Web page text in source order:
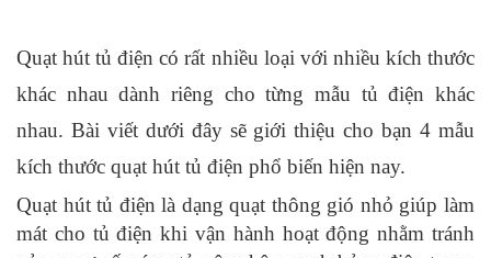
Quạt hút tủ điện có rất nhiều loại với nhiều kích thước
khác nhau dành riêng cho từng mẫu tủ điện khác
nhau. Bài viết dưới đây sẽ giới thiệu cho bạn 4 mẫu
kích thước quạt hút tủ điện phổ biến hiện nay.
Quạt hút tủ điện là dạng quạt thông gió nhỏ giúp làm
mát cho tủ điện khi vận hành hoạt động nhằm tránh